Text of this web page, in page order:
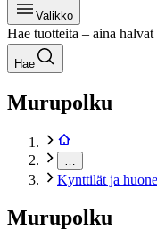
Valikko
Hae tuotteita – aina halvat
Hae
Murupolku
Kynttilät ja
Murupolku